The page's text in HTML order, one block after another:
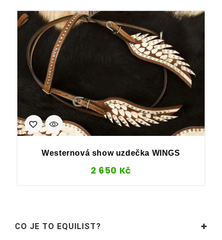
Westernová show uzdečka WINGS
2 650 Kč
CO JE TO EQUILIST?